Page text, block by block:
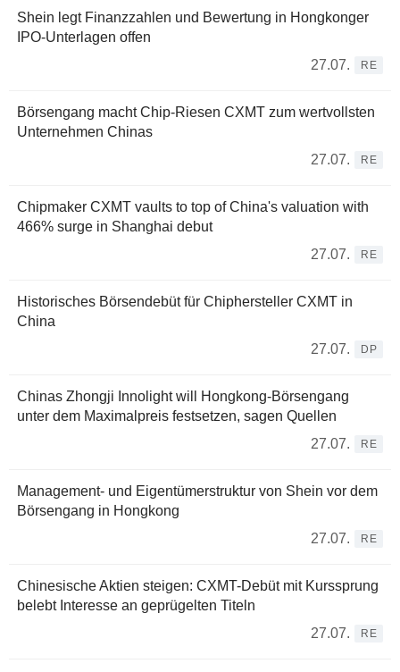
Shein legt Finanzzahlen und Bewertung in Hongkonger
IPO-Unterlagen offen
27.07.
RE
Börsengang macht Chip-Riesen CXMT zum wertvollsten
Unternehmen Chinas
27.07.
RE
Chipmaker CXMT vaults to top of China's valuation with
466% surge in Shanghai debut
27.07.
RE
Historisches Börsendebüt für Chiphersteller CXMT in
China
27.07.
DP
Chinas Zhongji Innolight will Hongkong-Börsengang
unter dem Maximalpreis festsetzen, sagen Quellen
27.07.
RE
Management- und Eigentümerstruktur von Shein vor dem
Börsengang in Hongkong
27.07.
RE
Chinesische Aktien steigen: CXMT-Debüt mit Kurssprung
belebt Interesse an geprügelten Titeln
27.07.
RE